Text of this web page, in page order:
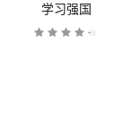
学习强国